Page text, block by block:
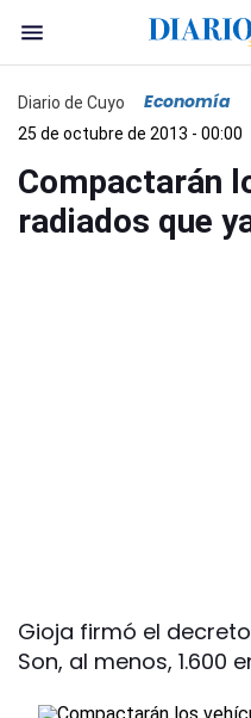
Diario de Cuyo Economía
25 de octubre de 2013 - 00:00
Compactarán
radiados que
Gioja firmó el
Son, al menos, 1.600